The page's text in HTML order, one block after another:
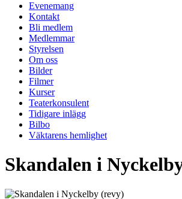
Evenemang
Kontakt
Bli medlem
Medlemmar
Styrelsen
Om oss
Bilder
Filmer
Kurser
Teaterkonsulent
Tidigare inlägg
Bilbo
Väktarens hemlighet
Skandalen i